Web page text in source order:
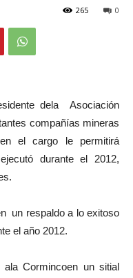
0
265
dela Asociación
compañías mineras
el cargo le permitirá
durante el 2012,
un respaldo a lo exitoso
el año 2012.
Cormincoen un sitial